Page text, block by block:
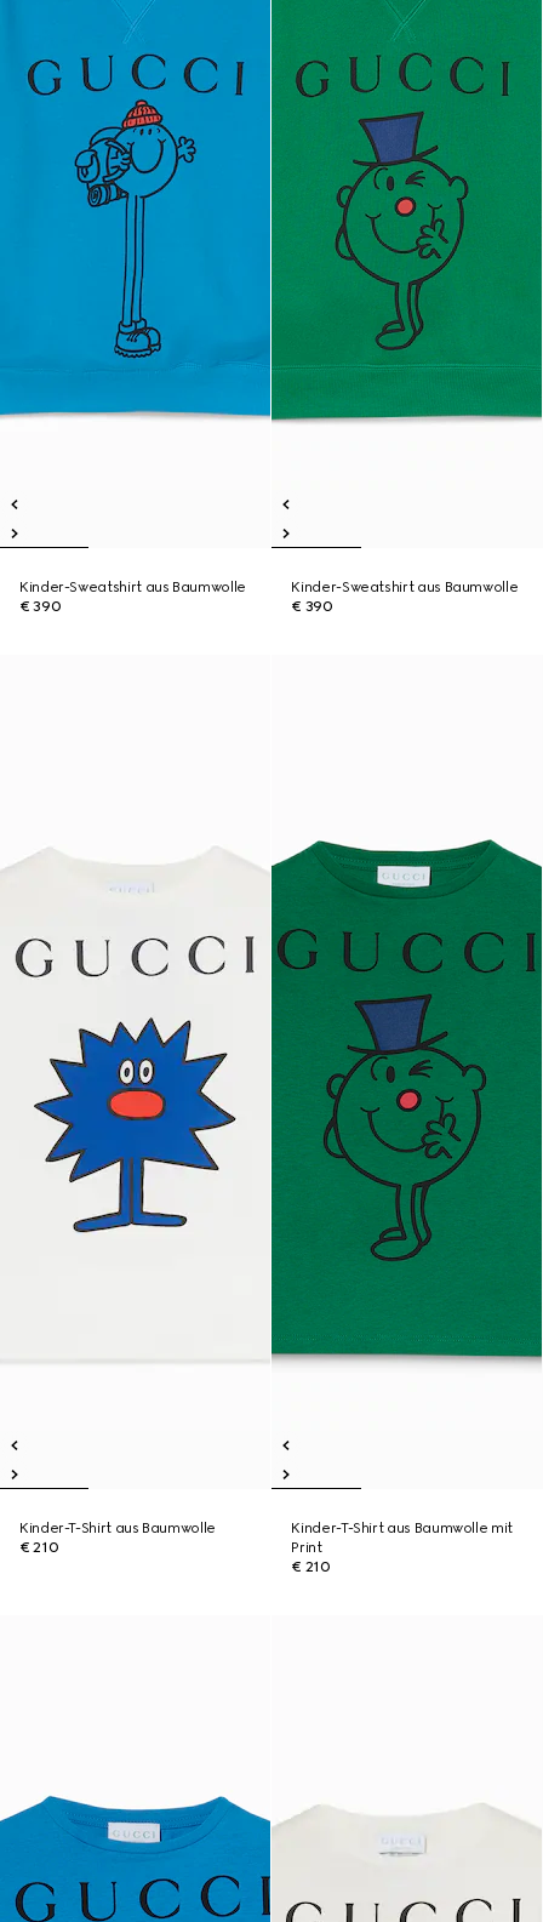
Kinder-Sweatshirt aus Baumwolle
€ 390
Kinder-Sweatshirt aus Baumwolle
€ 390
Kinder-T-Shirt aus Baumwolle
€ 210
Kinder-T-Shirt aus Baumwolle mit
Print
€ 210